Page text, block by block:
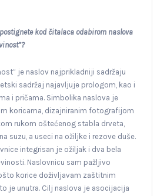
kod čitalaca odabirom naslova
je naslov najprikladniji sadržaju
sadržaj najavljuje prologom, kao i
i pričama. Simbolika naslova je
koricama, dizajniranim fotografijom
rukom oštećenog stabla drveta,
suzu, a useci na ožiljke i rezove duše.
integrisan je ožiljak i dva bela
Naslovnicu sam pažljivo
korice doživljavam zaštitnim
je unutra. Cilj naslova je asocijacija